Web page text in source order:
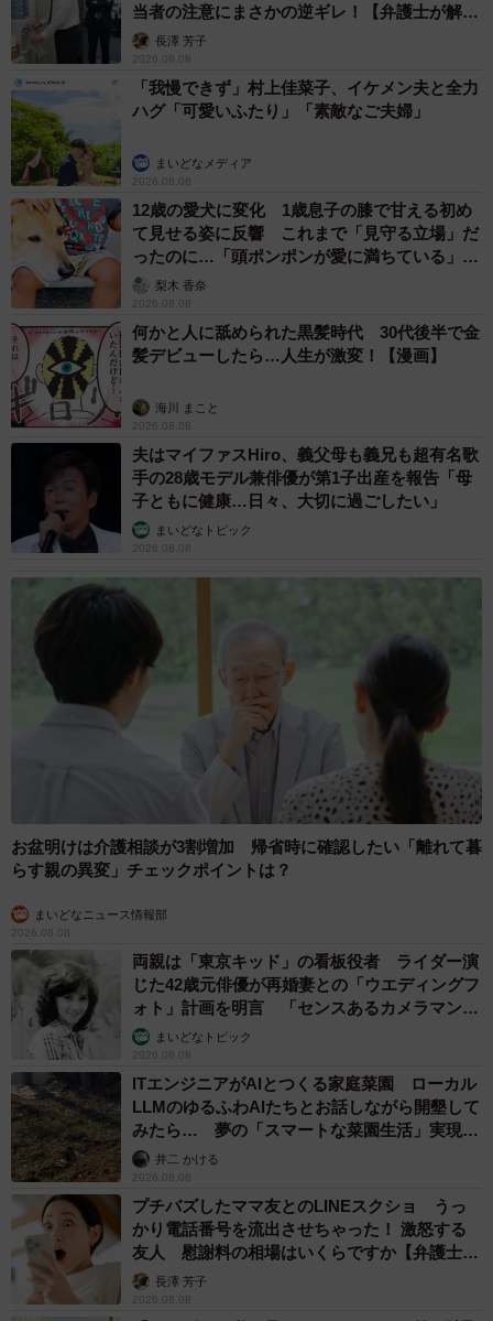
当者の注意にまさかの逆ギレ！【弁護士が解
説】長澤 芳子
2026.08.08
「我慢できず」村上佳菜子、イケメン夫と全力
ハグ「可愛いふたり」「素敵なご夫婦」
まいどなメディア
2026.08.08
12歳の愛犬に変化 1歳息子の膝で甘える初め
て見せる姿に反響 これまで「見守る立場」だ
ったのに…「頭ポンポンが愛に満ちている」
「尊…」
梨木 香奈
2026.08.08
何かと人に舐められた黒髪時代 30代後半で金
髪デビューしたら…人生が激変！【漫画】
海川 まこと
2026.08.08
夫はマイファスHiro、義父母も義兄も超有名歌
手の28歳モデル兼俳優が第1子出産を報告「母
子ともに健康…日々、大切に過ごしたい」
まいどなトピック
2026.08.08
お盆明けは介護相談が3割増加 帰省時に確認したい「離れて暮
らす親の異変」チェックポイントは？
まいどなニュース情報部
2026.08.08
両親は「東京キッド」の看板役者 ライダー演
じた42歳元俳優が再婚妻との「ウエディングフ
ォト」計画を明言 「センスあるカメラマン求
む」まいどなトピック
2026.08.08
ITエンジニアがAIとつくる家庭菜園 ローカル
LLMのゆるふわAIたちとお話しながら開墾して
みたら… 夢の「スマートな菜園生活」実現な
るか井二 かける
2026.08.08
プチバズしたママ友とのLINEスクショ うっ
かり電話番号を流出させちゃった！ 激怒する
友人 慰謝料の相場はいくらですか【弁護士が
解説】長澤 芳子
2026.08.08